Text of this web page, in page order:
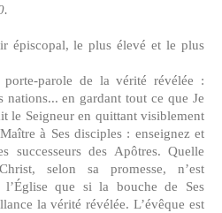
épiscopal, le plus élevé et le plus
parole de la vérité révélée :
nations... en gardant tout ce que Je
le Seigneur en quittant visiblement
à Ses disciples : enseignez et
successeurs des Apôtres. Quelle
selon sa promesse, n’est
l’Église que si la bouche de Ses
la vérité révélée. L’évêque est